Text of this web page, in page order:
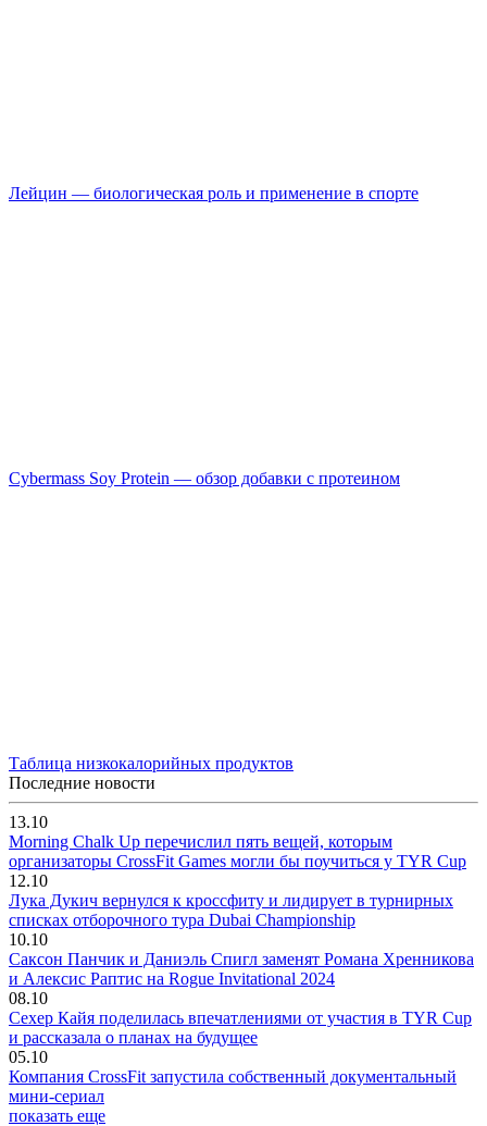
Лейцин — биологическая роль и применение в спорте
Cybermass Soy Protein — обзор добавки с протеином
Таблица низкокалорийных продуктов
Последние новости
13.10
Morning Chalk Up перечислил пять вещей, которым
организаторы CrossFit Games могли бы поучиться у TYR Cup
12.10
Лука Дукич вернулся к кроссфиту и лидирует в турнирных
списках отборочного тура Dubai Championship
10.10
Саксон Панчик и Даниэль Спигл заменят Романа Хренникова
и Алексис Раптис на Rogue Invitational 2024
08.10
Сехер Кайя поделилась впечатлениями от участия в TYR Cup
и рассказала о планах на будущее
05.10
Компания CrossFit запустила собственный документальный
мини-сериал
показать еще